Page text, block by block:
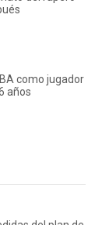
como jugador
años